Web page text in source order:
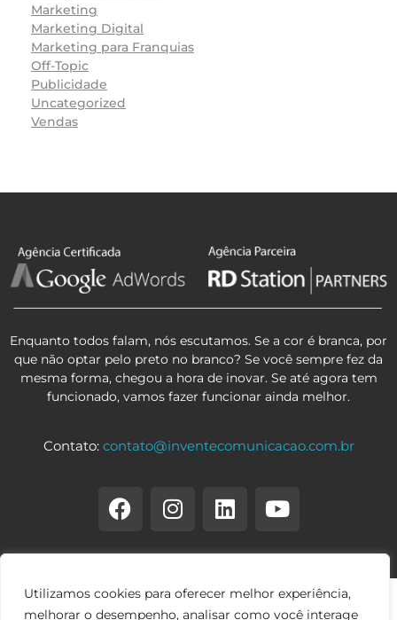
Utilizamos cookies para oferecer melhor experiência,
melhorar o desempenho, analisar como você interage
Marketing
Marketing Digital
Marketing para Franquias
Off-Topic
Publicidade
Uncategorized
Vendas
Enquanto todos falam, nós escutamos. Se a cor é branca, por
que não optar pelo preto no branco? Se você sempre fez da
mesma forma, chegou a hora de inovar. Se até agora tem
funcionado, vamos fazer funcionar ainda melhor.
Contato: contato@inventecomunicacao.com.br